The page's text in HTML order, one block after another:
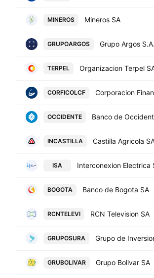
MINEROS Mineros SA
GRUPOARGOS Grupo Argos S.A.
TERPEL Organizacion Terpel
CORFICOLCF
OCCIDENTE Banco de
INCASTILLA Castilla Agricola
ISA
BOGOTA Banco de Bogota SA
RCNTELEVI RCN Television SA
GRUPOSURA
GRUBOLIVAR Grupo Bolivar SA